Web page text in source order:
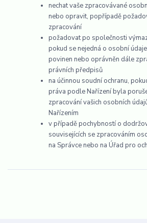
nechat vaše zpracovávané
nebo opravit, popřípadě
zpracování
požadovat po společnosti
pokud se nejedná o osobní
povinen nebo oprávněn dále
právních předpisů
na účinnou soudní ochranu,
práva podle Nařízení byla
zpracování vašich osobních
Nařízením
v případě pochybností o
souvisejících se zpracováním
na Správce nebo na Úřad pro